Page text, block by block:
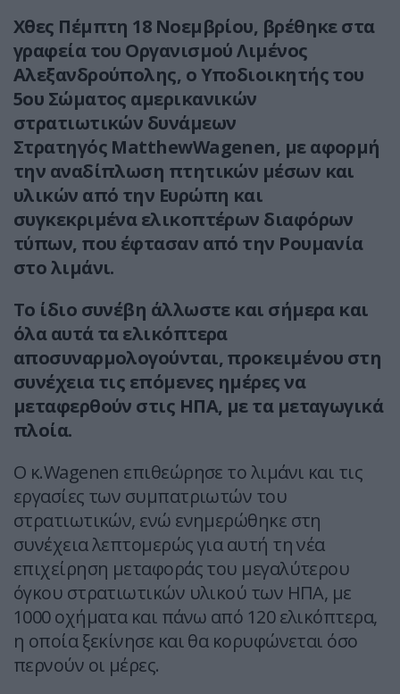
Χθες Πέμπτη 18 Νοεμβρίου, βρέθηκε στα
γραφεία του Οργανισμού Λιμένος
Αλεξανδρούπολης, ο Υποδιοικητής του
5ου Σώματος αμερικανικών
στρατιωτικών δυνάμεων
Στρατηγός MatthewWagenen, με αφορμή
την αναδίπλωση πτητικών μέσων και
υλικών από την Ευρώπη και
συγκεκριμένα ελικοπτέρων διαφόρων
τύπων, που έφτασαν από την Ρουμανία
στο λιμάνι.
Το ίδιο συνέβη άλλωστε και σήμερα και
όλα αυτά τα ελικόπτερα
αποσυναρμολογούνται, προκειμένου στη
συνέχεια τις επόμενες ημέρες να
μεταφερθούν στις ΗΠΑ, με τα μεταγωγικά
πλοία.
Ο κ.Wagenen επιθεώρησε το λιμάνι και τις
εργασίες των συμπατριωτών του
στρατιωτικών, ενώ ενημερώθηκε στη
συνέχεια λεπτομερώς για αυτή τη νέα
επιχείρηση μεταφοράς του μεγαλύτερου
όγκου στρατιωτικών υλικού των ΗΠΑ, με
1000 οχήματα και πάνω από 120 ελικόπτερα,
η οποία ξεκίνησε και θα κορυφώνεται όσο
περνούν οι μέρες.